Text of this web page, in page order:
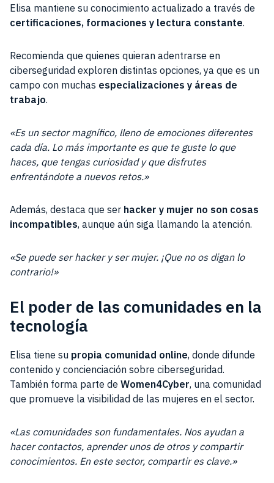
Elisa mantiene su conocimiento actualizado a través de
certificaciones, formaciones y lectura constante.
Recomienda que quienes quieran adentrarse en
ciberseguridad exploren distintas opciones, ya que es un
campo con muchas especializaciones y áreas de
trabajo.
«Es un sector magnífico, lleno de emociones diferentes
cada día. Lo más importante es que te guste lo que
haces, que tengas curiosidad y que disfrutes
enfrentándote a nuevos retos.»
Además, destaca que ser hacker y mujer no son cosas
incompatibles, aunque aún siga llamando la atención.
«Se puede ser hacker y ser mujer. ¡Que no os digan lo
contrario!»
El poder de las comunidades en la
tecnología
Elisa tiene su propia comunidad online, donde difunde
contenido y concienciación sobre ciberseguridad.
También forma parte de Women4Cyber, una comunidad
que promueve la visibilidad de las mujeres en el sector.
«Las comunidades son fundamentales. Nos ayudan a
hacer contactos, aprender unos de otros y compartir
conocimientos. En este sector, compartir es clave.»